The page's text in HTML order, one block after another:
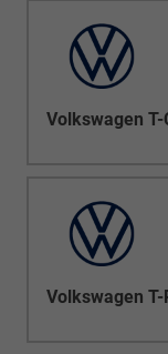
Volkswagen T-
Volkswagen T-